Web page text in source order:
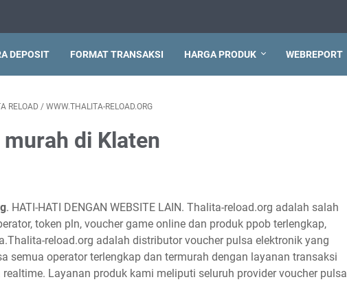
DEPOSIT FORMAT TRANSAKSI HARGA PRODUK WEBREPORT
RELOAD / WWW.THALITA-RELOAD.ORG
di Klaten
. HATI-HATI DENGAN WEBSITE LAIN. Thalita-reload.org adalah salah
token pln, voucher game online dan produk ppob terlengkap,
reload.org adalah distributor voucher pulsa elektronik yang
semua operator terlengkap dan termurah dengan layanan transaksi
Layanan produk kami meliputi seluruh provider voucher pulsa